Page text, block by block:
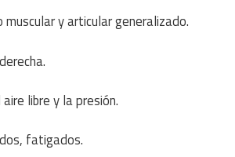
y articular generalizado.
libre y la presión.
fatigados.